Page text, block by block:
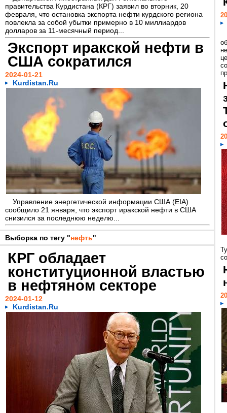
правительства Курдистана (КРГ) заявил во вторник, 20
февраля, что остановка экспорта нефти курдского региона
повлекла за собой убытки примерно в 10 миллиардов
долларов за 11-месячный период...
Экспорт иракской нефти в
США сократился
2024-01-21
Kurdistan.Ru
Управление энергетической информации США (EIA)
сообщило 21 января, что экспорт иракской нефти в США
снизился за последнюю неделю...
Выборка по тегу "нефть"
КРГ обладает
конституционной властью
в нефтяном секторе
2024-01-12
Kurdistan.Ru